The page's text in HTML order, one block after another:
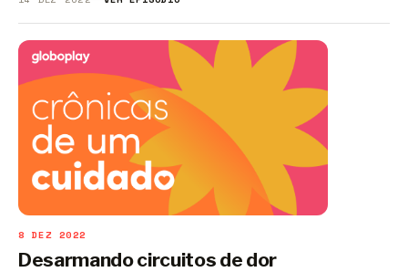
8 DEZ 2022
Desarmando circuitos de dor